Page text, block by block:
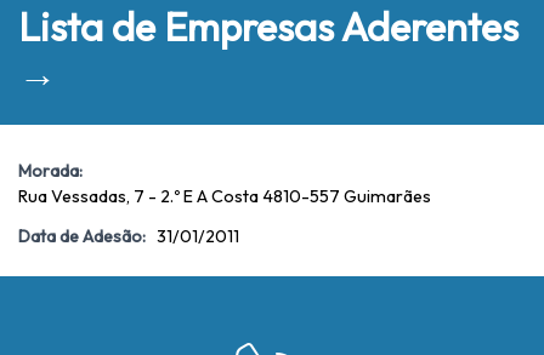
Lista de Empresas Aderentes
→
Morada:
Rua Vessadas, 7 - 2.º E A Costa 4810-557 Guimarães
Data de Adesão: 31/01/2011